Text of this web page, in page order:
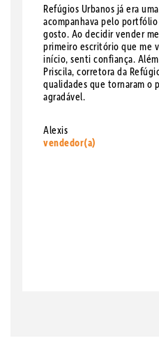
Refúgios Urbanos já era
acompanhava pelo
gosto. Ao decidir vender
primeiro escritório que me
início, senti confiança.
Priscila, corretora da
qualidades que tornaram o
agradável.
Alexis
vendedor(a)